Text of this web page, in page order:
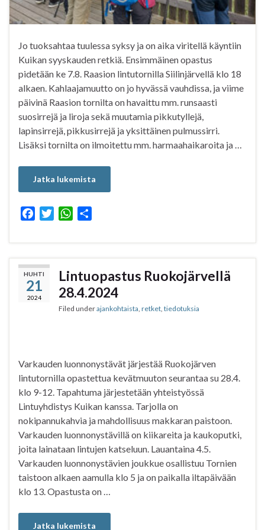
Jo tuoksahtaa tuulessa syksy ja on aika viritellä käyntiin
Kuikan syyskauden retkiä. Ensimmäinen opastus
pidetään ke 7.8. Raasion lintutornilla Siilinjärvellä klo 18
alkaen. Kahlaajamuutto on jo hyvässä vauhdissa, ja viime
päivinä Raasion tornilta on havaittu mm. runsaasti
suosirrejä ja liroja sekä muutamia pikkutyllejä,
lapinsirrejä, pikkusirrejä ja yksittäinen pulmussirri.
Lisäksi tornilta on ilmoitettu mm. harmaahaikaroita ja …
Jatka lukemista
c
e
b
o
o
i
t
W
a
t
A
p
p
a
r
HUHTI
21
2024
Lintuopastus Ruokojärvellä
28.4.2024
Filed underajankohtaista retket tiedotuksia
Varkauden luonnonystävät järjestää Ruokojärven
lintutornilla opastettua kevätmuuton seurantaa su 28.4.
klo 9-12. Tapahtuma järjestetään yhteistyössä
Lintuyhdistys Kuikan kanssa. Tarjolla on
nokipannukahvia ja mahdollisuus makkaran paistoon.
Varkauden luonnonystävillä on kiikareita ja kaukoputki,
joita lainataan lintujen katseluun. Lauantaina 4.5.
Varkauden luonnonystävien joukkue osallistuu Tornien
taistoon alkaen aamulla klo 5 ja on paikalla iltapäivään
klo 13. Opastusta on …
Jatka lukemista